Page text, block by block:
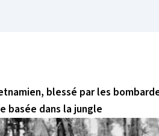
blessé par les
basée dans la jungle